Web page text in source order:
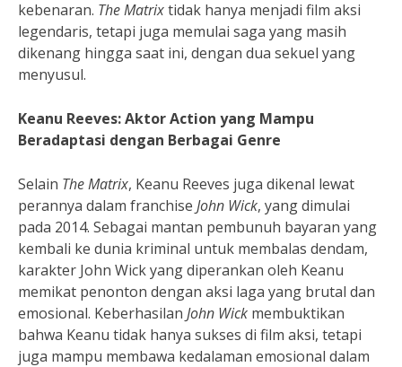
kebenaran. The Matrixtidak hanya menjadi film aksi
legendaris, tetapi juga memulai saga yang masih
dikenang hingga saat ini, dengan dua sekuel yang
menyusul.
Keanu Reeves: Aktor Action yang Mampu
Beradaptasi dengan Berbagai Genre
Selain The Matrix, Keanu Reeves juga dikenal lewat
perannya dalam franchise John Wick, yang dimulai
pada 2014. Sebagai mantan pembunuh bayaran yang
kembali ke dunia kriminal untuk membalas dendam,
karakter John Wick yang diperankan oleh Keanu
memikat penonton dengan aksi laga yang brutal dan
emosional. Keberhasilan John Wick membuktikan
bahwa Keanu tidak hanya sukses di film aksi, tetapi
juga mampu membawa kedalaman emosional dalam